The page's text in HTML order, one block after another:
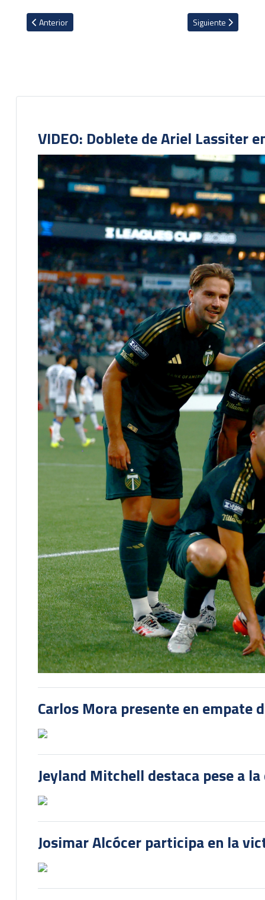
Artículo anterior: Barcelona jugará amistoso ante el Inter Miami
Anterior Artículo siguiente:
Siguiente
VIDEO: Doblete de Ariel Lassiter
Carlos Mora presente en empate
Jeyland Mitchell destaca pese a
Josimar Alcócer participa en la